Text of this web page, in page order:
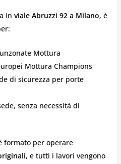
in viale Abruzzi 92 a Milano, è
Mottura
Mottura Champions
di sicurezza per porte
senza necessità di
formato per operare
, e tutti i lavori vengono